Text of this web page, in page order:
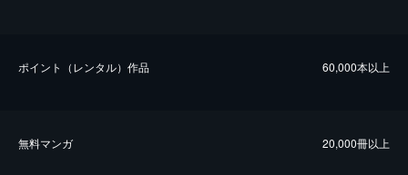
ポイント（レンタル）作品 60,000本以上
無料マンガ 20,000冊以上